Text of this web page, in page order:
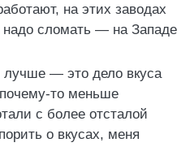
на этих заводах
надо сломать — на Западе
лучше — это дело вкуса
то меньше
с более отсталой
о вкусах, меня